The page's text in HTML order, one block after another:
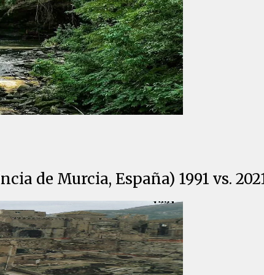
de Murcia, España) 1991 vs.